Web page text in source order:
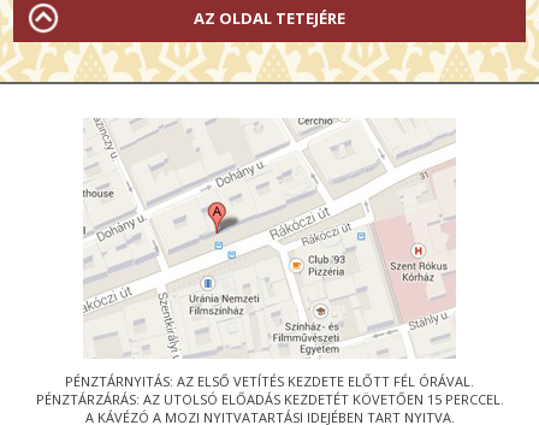
AZ OLDAL TETEJÉRE
PÉNZTÁRNYITÁS: AZ ELSŐ VETÍTÉS KEZDETE ELŐTT FÉL ÓRÁVAL.
PÉNZTÁRZÁRÁS: AZ UTOLSÓ ELŐADÁS KEZDETÉT KÖVETŐEN 15 PERCCEL.
A KÁVÉZÓ A MOZI NYITVATARTÁSI IDEJÉBEN TART NYITVA.